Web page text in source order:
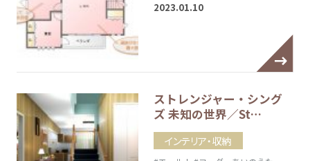
2023.01.10
ストレンジャー・シング
ズ 未知の世界／St…
インテリア・収納